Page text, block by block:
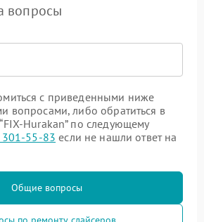
вопросы
с приведенными ниже
вопросами, либо обратиться в
Hurakan” по следующему
301-55-83 если не нашли ответ на
Общие вопросы